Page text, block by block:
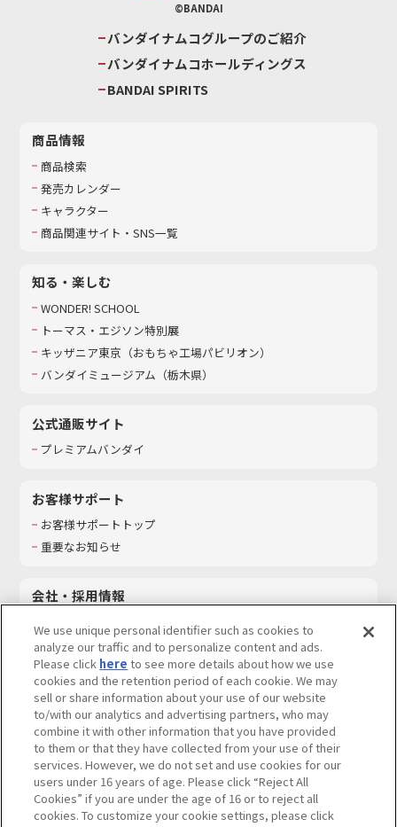
©BANDAI
バンダイナムコグループのご紹介
バンダイナムコホールディングス
BANDAI SPIRITS
商品情報
商品検索
発売カレンダー
キャラクター
商品関連サイト・SNS一覧
知る・楽しむ
WONDER! SCHOOL
トーマス・エジソン特別展
キッザニア東京（おもちゃ工場パビリオン）​
バンダイミュージアム（栃木県）
公式通販サイト
プレミアムバンダイ
お客様サポート
お客様サポートトップ
重要なお知らせ
会社・採用情報
採用情報
サステナビリティ
お問い合わせ
ウェブサイトご利用条件 ソーシャルメディアポリシー
個人情報及び特定個人情報等の取り扱いに関する保護方針
Do Not Sell or Share My Personal Information著作権・商標について
We use unique personal identifier such as cookies to
analyze our traffic and to personalize content and ads.
Please click here to see more details about how we use
cookies and the retention period of each cookie. We may
sell or share information about your use of our website
to/with our analytics and advertising partners, who may
combine it with other information that you have provided
to them or that they have collected from your use of their
services. However, we do not set and use cookies for our
users under 16 years of age. Please click “Reject All
Cookies” if you are under the age of 16 or to reject all
cookies. To customize your cookie settings, please click